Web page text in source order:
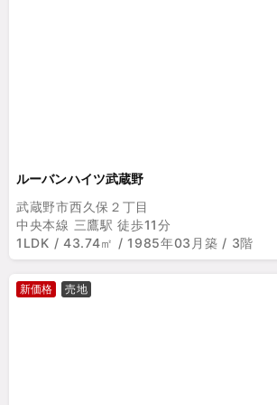
ルーバンハイツ武蔵野
武蔵野市西久保２丁目
中央本線 三鷹駅 徒歩11分
1LDK / 43.74㎡ / 1985年03月築 / 3階
新価格 売地